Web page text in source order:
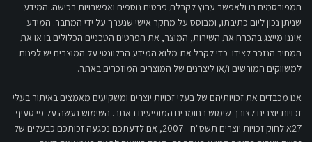
המפורסמים בו ולאפשר ערוץ לקבלת פרטים נוספים ואפשרויות רכישה. המידע
שניתן נכון ליום כתיבתו, ומבוסס על מחקר אישי שנערך על ידי המחבר. המידע
איננו מייצג בהכרח את השירות, המוצר, את הפרטים הטכניים הכלולים בו או את
המחיר הנזכר לצידו. כדי לקבל את מלוא המידע הרלוונטי על המוצרים יש לפנות
למשווקים המורשים ו/או ליצרנים של המוצרים המוזכרים באתר.
אנו מכבדים את זכויותיהם של בעלי זכויות יוצרים ומשקיעים מאמצים באיתור בעלי
זכויות יוצרים לצורך שימוש בחומרים המופיעים באתר. השימוש נעשה על פי סעיף
27א לחוק זכויות יוצרים תשס"ח - 2007, אם לדעתכם נפגעה זכותכם כבעלים של